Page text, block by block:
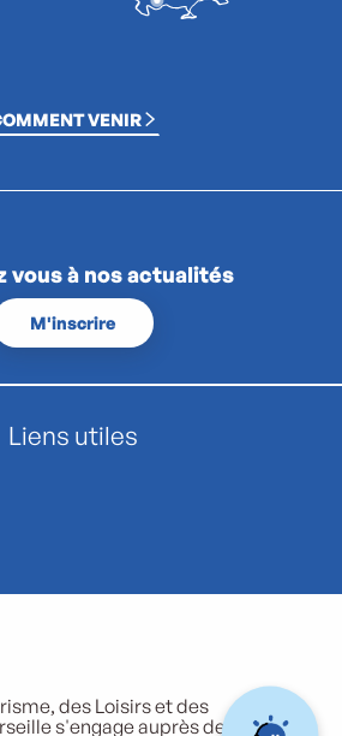
VENIR
vous à nos actualités
M'inscrire
Liens utiles
des Loisirs et des
s'engage auprès de ses